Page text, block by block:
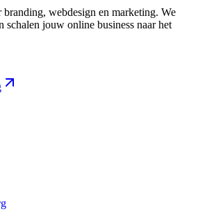
branding, webdesign en marketing. We
schalen jouw online business naar het